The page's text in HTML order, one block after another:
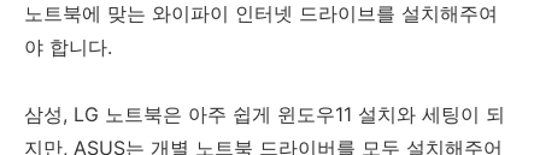
노트북에 맞는 와이파이 인터넷 드라이브를 설치해주여
야 합니다.
삼성, LG 노트북은 아주 쉽게 윈도우11 설치와 세팅이 되
지만, ASUS는 개별 노트북 드라이버를 모두 설치해주어